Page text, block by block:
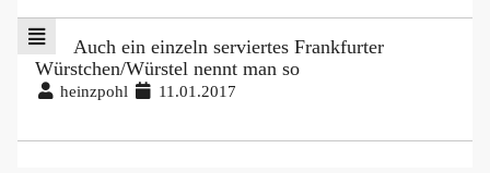
Auch ein einzeln serviertes Frankfurter
Würstchen/Würstel nennt man so
heinzpohl 11.01.2017